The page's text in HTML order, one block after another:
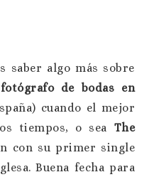
saber algo más sobre
fotógrafo de bodas en
cuando el mejor
tiempos, o sea The
con su primer single
Buena fecha para